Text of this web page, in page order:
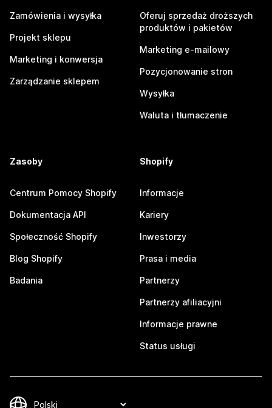
Zamówienia i wysyłka
Projekt sklepu
Marketing i konwersja
Zarządzanie sklepem
Oferuj sprzedaż droższych
produktów i pakietów
Marketing e-mailowy
Pozycjonowanie stron
Wysyłka
Waluta i tłumaczenie
Zasoby
Centrum Pomocy Shopify
Dokumentacja API
Społeczność Shopify
Blog Shopify
Badania
Shopify
Informacje
Kariery
Inwestorzy
Prasa i media
Partnerzy
Partnerzy afiliacyjni
Informacje prawne
Status usługi